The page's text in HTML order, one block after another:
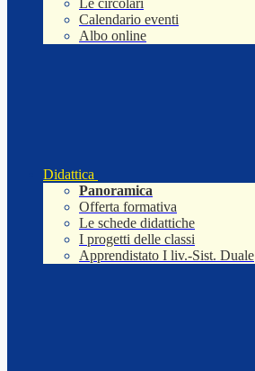
Le circolari
Calendario eventi
Albo online
Didattica
Panoramica
Offerta formativa
Le schede didattiche
I progetti delle classi
Apprendistato I liv.-Sist. Duale